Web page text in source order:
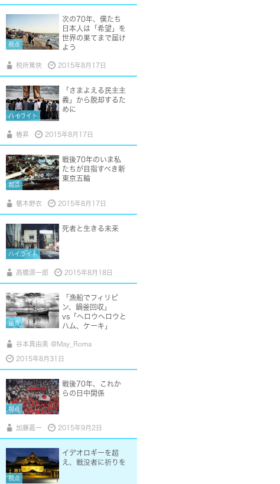
視点
次の70年、僕たち
日本人は「希望」を
世界の果てまで届け
よう
税所篤快 2015年8月17日
ハイライト
「さまよえる民主主
義」から脱却するた
めに
椿昇 2015年8月17日
視点
戦後70年のいま私
たちが目指すべき新
東京五輪
椹木野衣 2015年8月17日
ハイライト
死者と生きる未来
高橋源一郎 2015年8月18日
論点
「漁船でフィリピ
ン、鍋釜回収」
vs「ヘロウヘロウと
ハム、ケーキ」
谷本真由美 @May_Roma
2015年8月31日
視点
戦後70年、これか
らの日中関係
加藤嘉一 2015年9月2日
視点
イデオロギーを超
え、戦没者に祈りを